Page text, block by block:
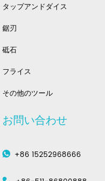
タップアンドダイス
鋸刃
砥石
フライス
その他のツール
お問い合わせ
+86 15252968666